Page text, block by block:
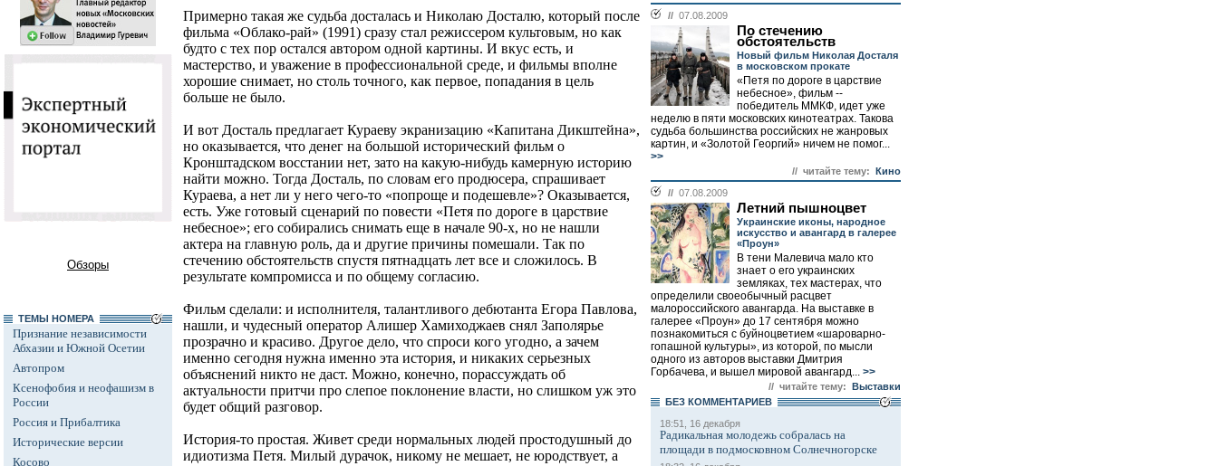
Обзоры
ТЕМЫ НОМЕРА
Признание независимости
Абхазии и Южной Осетии
Автопром
Ксенофобия и неофашизм в
России
Россия и Прибалтика
Исторические версии
Косово
Примерно такая же судьба досталась и Николаю Досталю, который после
фильма «Облако-рай» (1991) сразу стал режиссером культовым, но как
будто с тех пор остался автором одной картины. И вкус есть, и
мастерство, и уважение в профессиональной среде, и фильмы вполне
хорошие снимает, но столь точного, как первое, попадания в цель
больше не было.
И вот Досталь предлагает Кураеву экранизацию «Капитана Дикштейна»,
но оказывается, что денег на большой исторический фильм о
Кронштадском восстании нет, зато на какую-нибудь камерную историю
найти можно. Тогда Досталь, по словам его продюсера, спрашивает
Кураева, а нет ли у него чего-то «попроще и подешевле»? Оказывается,
есть. Уже готовый сценарий по повести «Петя по дороге в царствие
небесное»; его собирались снимать еще в начале 90-х, но не нашли
актера на главную роль, да и другие причины помешали. Так по
стечению обстоятельств спустя пятнадцать лет все и сложилось. В
результате компромисса и по общему согласию.
Фильм сделали: и исполнителя, талантливого дебютанта Егора Павлова,
нашли, и чудесный оператор Алишер Хамиходжаев снял Заполярье
прозрачно и красиво. Другое дело, что спроси кого угодно, а зачем
именно сегодня нужна именно эта история, и никаких серьезных
объяснений никто не даст. Можно, конечно, порассуждать об
актуальности притчи про слепое поклонение власти, но слишком уж это
будет общий разговор.
История-то простая. Живет среди нормальных людей простодушный до
идиотизма Петя. Милый дурачок, никому не мешает, не юродствует, а
// 07.08.2009
По стечению
обстоятельств
Новый фильм Николая Досталя
в московском прокате
«Петя по дороге в царствие
небесное», фильм --
победитель ММКФ, идет уже
неделю в пяти московских кинотеатрах. Такова
судьба большинства российских не жанровых
картин, и «Золотой Георгий» ничем не помог...
>>
// читайте тему: Кино
// 07.08.2009
Летний пышноцвет
Украинские иконы, народное
искусство и авангард в галерее
«Проун»
В тени Малевича мало кто
знает о его украинских
земляках, тех мастерах, что
определили своеобычный расцвет
малороссийского авангарда. На выставке в
галерее «Проун» до 17 сентября можно
познакомиться с буйноцветием «шароварно-
гопашной культуры», из которой, по мысли
одного из авторов выставки Дмитрия
Горбачева, и вышел мировой авангард... >>
// читайте тему: Выставки
БЕЗ КОМMЕНТАРИЕВ
18:51, 16 декабря
Радикальная молодежь собралась на
площади в подмосковном Солнечногорске